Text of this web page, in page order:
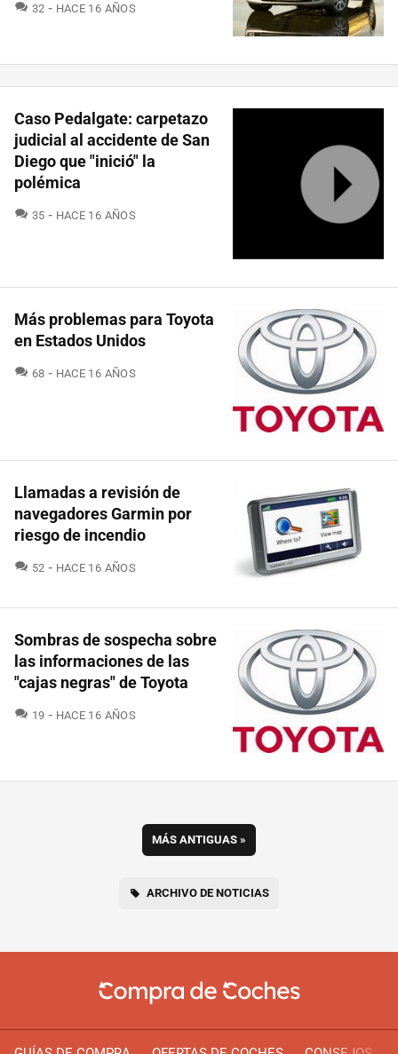
32 COMENTARIOS
HACE 16 AÑOS
Caso Pedalgate: carpetazo
judicial al accidente de San
Diego que "inició" la
polémica
35 COMENTARIOS
HACE 16 AÑOS
Más problemas para Toyota
en Estados Unidos
68 COMENTARIOS
HACE 16 AÑOS
Llamadas a revisión de
navegadores Garmin por
riesgo de incendio
52 COMENTARIOS
HACE 16 AÑOS
Sombras de sospecha sobre
las informaciones de las
"cajas negras" de Toyota
19 COMENTARIOS
HACE 16 AÑOS
MÁS ANTIGUAS »
ARCHIVO DE NOTICIAS